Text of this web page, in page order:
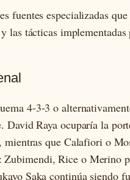
fuentes especializadas
las tácticas
4-3-3 o
David Raya ocuparía la
que Calafiori o
Zubimendi, Rice o Merino
Saka continúa siendo